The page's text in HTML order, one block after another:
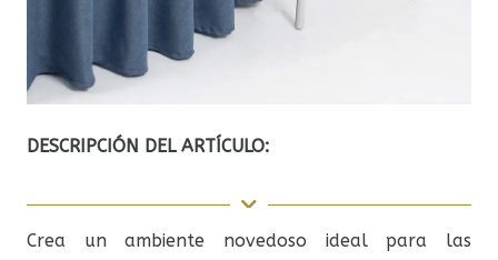
DESCRIPCIÓN DEL ARTÍCULO:
Crea un ambiente novedoso ideal para las